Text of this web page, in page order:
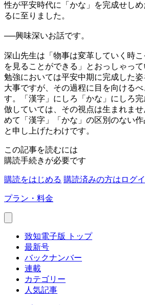
性が平安時代に「かな」を完成せし
るに至りました。
──興味深いお話です。
深山先生は「物事は変革していく時
を見ることができる」とおっしゃっ
勉強においては平安中期に完成した
大事ですが、その過程に目を向ける
す。「漢字」にしろ「かな」にしろ
倣していては、その視点は生まれま
めて「漢字」「かな」の区別のない
と申し上げたわけです。
この記事を読むには
購読手続きが必要です
購読をはじめる 購読済みの方はログ
プラン・料金
致知電子版 トップ
最新号
バックナンバー
連載
カテゴリー
人気記事